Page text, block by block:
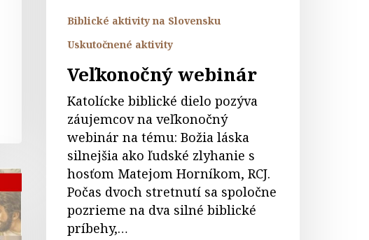
Biblické aktivity na Slovensku
Uskutočnené aktivity
Veľkonočný webinár
Katolícke biblické dielo pozýva
záujemcov na veľkonočný
webinár na tému: Božia láska
silnejšia ako ľudské zlyhanie s
hosťom Matejom Horníkom, RCJ.
Počas dvoch stretnutí sa spoločne
pozrieme na dva silné biblické
príbehy,…